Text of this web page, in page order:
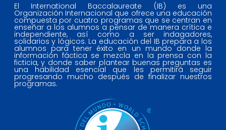
El International Baccalaureate (IB) es una
Organización Internacional que ofrece una educación
compuesta por cuatro programas que se centran en
enseñar a los alumnos a pensar de manera crítica e
independiente, así como a ser indagadores,
solidarios y lógicos. La educación del IB prepara a los
alumnos para tener éxito en un mundo donde la
información fáctica se mezcla en la prensa con la
ficticia, y donde saber plantear buenas preguntas es
una habilidad esencial que les permitirá seguir
progresando mucho después de finalizar nuestros
programas.